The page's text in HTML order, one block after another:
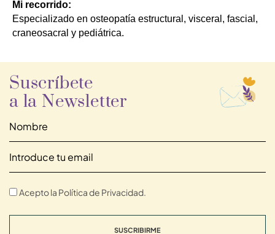
Mi recorrido:
Especializado en osteopatía estructural, visceral, fascial,
craneosacral y pediátrica.
Suscríbete
a la Newsletter
Acepto la Política de Privacidad.
SUSCRIBIRME